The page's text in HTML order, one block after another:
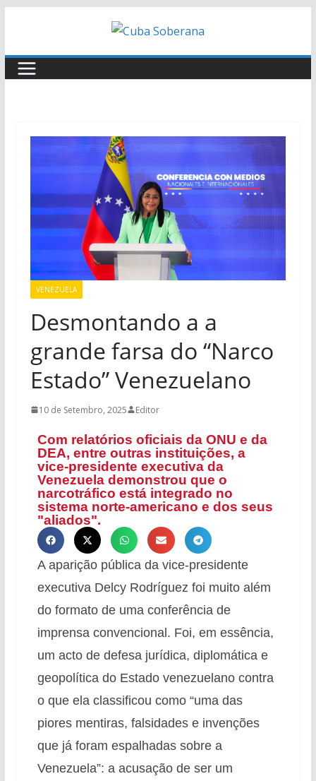
VENEZUELA
Desmontando a a
grande farsa do “Narco
Estado” Venezuelano
10 de Setembro, 2025 Editor
Com relatórios oficiais da ONU e da
DEA, entre outras instituições, a
vice-presidente executiva da
Venezuela demonstrou que o
narcotráfico está integrado no
sistema norte-americano e dos seus
"aliados".
A aparição pública da vice-presidente
executiva Delcy Rodríguez foi muito além
do formato de uma conferência de
imprensa convencional. Foi, em essência,
um acto de defesa jurídica, diplomática e
geopolítica do Estado venezuelano contra
o que ela classificou como “uma das
piores mentiras, falsidades e invenções
que já foram espalhadas sobre a
Venezuela”: a acusação de ser um